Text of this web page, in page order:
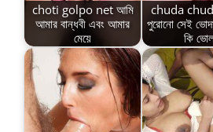
choti golpo net আমি
আমার বান্ধবী এবং আমার
মেয়ে
chuda
পুরোনো সেই
কি